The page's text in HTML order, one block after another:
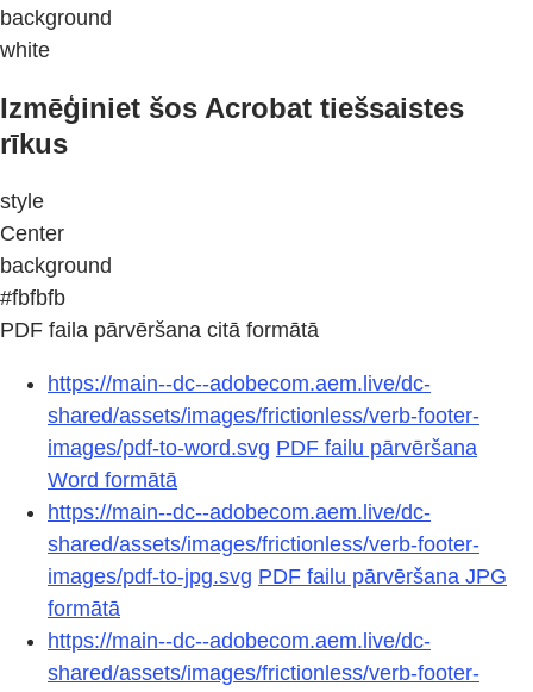
background
white
Izmēģiniet šos Acrobat tiešsaistes
rīkus
style
Center
background
#fbfbfb
PDF faila pārvēršana citā formātā
https://main--dc--adobecom.aem.live/dc-
shared/assets/images/frictionless/verb-footer-
images/pdf-to-word.svg PDF failu pārvēršana
Word formātā
https://main--dc--adobecom.aem.live/dc-
shared/assets/images/frictionless/verb-footer-
images/pdf-to-jpg.svg PDF failu pārvēršana JPG
formātā
https://main--dc--adobecom.aem.live/dc-
shared/assets/images/frictionless/verb-footer-